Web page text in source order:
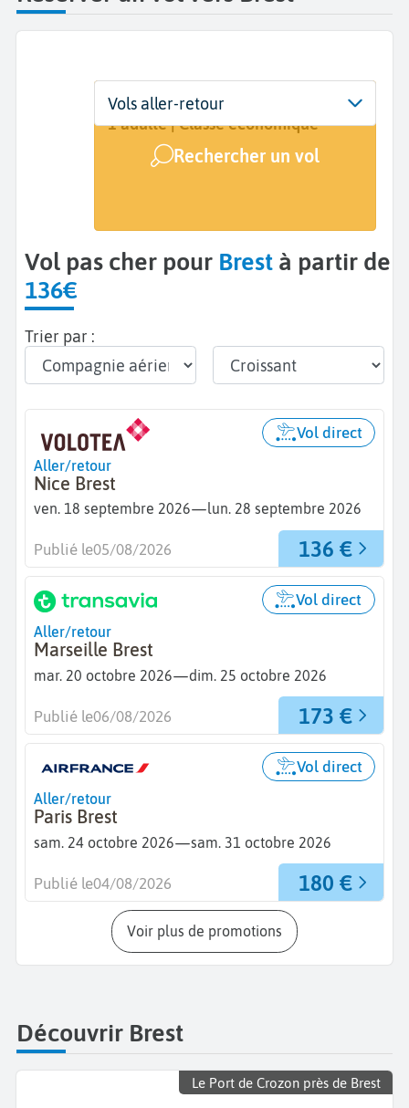
Départ
De...
Dates
Dates de votre voyage
Voyageurs | Classe
1 adulte | Classe économique
Rechercher un vol
Vols aller-retour
Vol pas cher pour Brest à partir de
136€
Trier par :
Aller/retour
Nice Brest
ven. 18 septembre 2026—lun. 28 septembre 2026
Vol direct
136 €
Publié le05/08/2026
Aller/retour
Marseille Brest
mar. 20 octobre 2026—dim. 25 octobre 2026
Vol direct
173 €
Publié le06/08/2026
Aller/retour
Paris Brest
sam. 24 octobre 2026—sam. 31 octobre 2026
Vol direct
180 €
Publié le04/08/2026
Voir plus de promotions
Découvrir Brest
Le Port de Crozon près de Brest